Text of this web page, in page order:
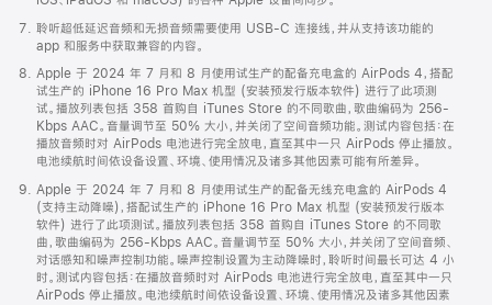
聆听超低延迟音频和无损音频需要使用 USB-C 连接线，并从支持该功能的
app 和服务中获取兼容的内容。
Apple 于 2024 年 7 月和 8 月使用试生产的配备充电盒的 AirPods 4，搭配
试生产的 iPhone 16 Pro Max 机型 (安装预发行版本软件) 进行了此项测
试。播放列表包括 358 首购自 iTunes Store 的不同歌曲，歌曲编码为 256-
Kbps AAC。音量调节至 50% 大小，并关闭了空间音频功能。测试内容包括：在
播放音频时对 AirPods 电池进行完全放电，直至其中一只 AirPods 停止播放。
电池续航时间依设备设置、环境、使用情况及诸多其他因素可能有所差异。
Apple 于 2024 年 7 月和 8 月使用试生产的配备无线充电盒的 AirPods 4
(支持主动降噪)，搭配试生产的 iPhone 16 Pro Max 机型 (安装预发行版本
软件) 进行了此项测试。播放列表包括 358 首购自 iTunes Store 的不同歌
曲，歌曲编码为 256-Kbps AAC。音量调节至 50% 大小，并关闭了空间音频、
对话感知和噪声控制功能。噪声控制设置为主动降噪时，聆听时间最长可达 4 小
时。测试内容包括：在播放音频时对 AirPods 电池进行完全放电，直至其中一只
AirPods 停止播放。电池续航时间依设备设置、环境、使用情况及诸多其他因素